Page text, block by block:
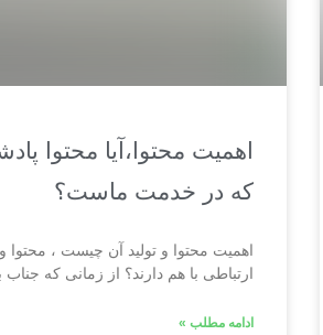
اهمیت محتوا،آیا محتوا
که در خدمت ماست؟
اهمیت محتوا و تولید آن چیست ، محتوا
ارتباطی با هم دارند؟ از زمانی که جناب
ادامه مطلب »